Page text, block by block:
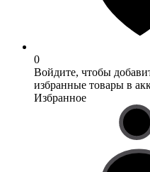
0
Войдите, чтобы
избранные товары в
Избранное